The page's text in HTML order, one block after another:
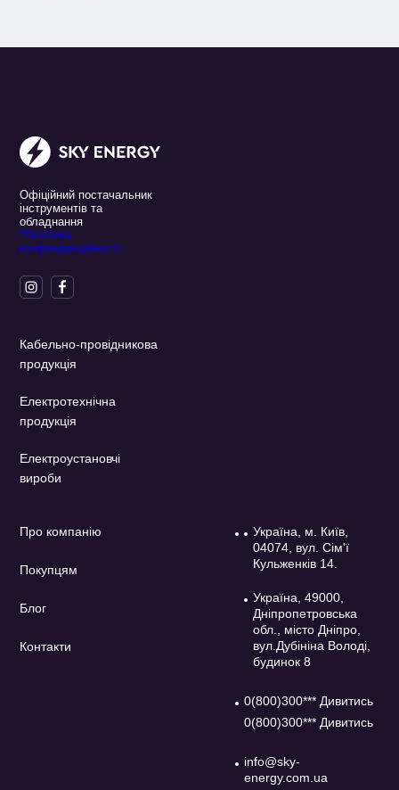
Офіційний постачальник
інструментів та
обладнання
*Політика
конфенденційності
Кабельно-провідникова
продукція
Електротехнічна
продукція
Електроустановчі
вироби
Про компанію
Покупцям
Блог
Контакти
Україна, м. Київ,
04074, вул. Сім'ї
Кульженків 14.
Україна, 49000,
Дніпропетровська
обл., місто Дніпро,
вул.Дубініна Володі,
будинок 8
0(800)300*** Дивитись
0(800)300*** Дивитись
info@sky-
energy.com.ua